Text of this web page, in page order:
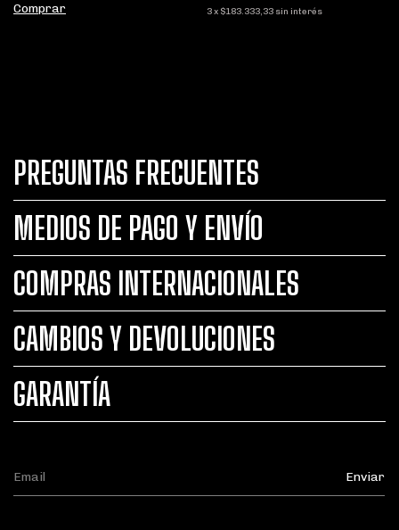
Comprar 3 x $183.333,33 sin interés
PREGUNTAS FRECUENTES
MEDIOS DE PAGO Y ENVÍO
COMPRAS INTERNACIONALES
CAMBIOS Y DEVOLUCIONES
GARANTÍA